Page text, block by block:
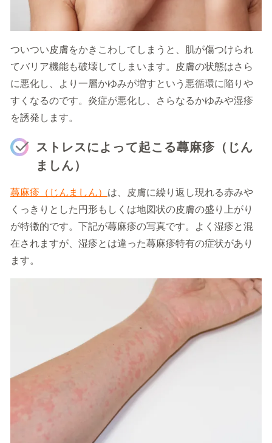
ついつい皮膚をかきこわしてしまうと、肌が傷つけられ
てバリア機能も破壊してしまいます。皮膚の状態はさら
に悪化し、より一層かゆみが増すという悪循環に陥りや
すくなるのです。炎症が悪化し、さらなるかゆみや湿疹
を誘発します。
ストレスによって起こる蕁麻疹（じん
ましん）
蕁麻疹（じんましん） は、皮膚に繰り返し現れる赤みや
くっきりとした円形もしくは地図状の皮膚の盛り上がり
が特徴的です。下記が蕁麻疹の写真です。よく湿疹と混
在されますが、湿疹とは違った蕁麻疹特有の症状があり
ます。